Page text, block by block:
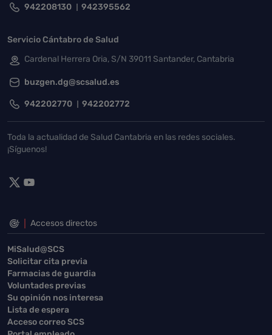
942208130 942395562
Servicio Cántabro de Salud
Cardenal Herrera Oria, S/N 39011 Santander, Cantabria
buzgen.dg@scsalud.es
942202770 942202772
Toda la actualidad de Salud Cantabria en las redes sociales.
¡Síguenos!
Accesos directos
MiSalud@SCS
Solicitar cita previa
Farmacias de guardia
Voluntades previas
Su opinión nos interesa
Lista de espera
Acceso correo SCS